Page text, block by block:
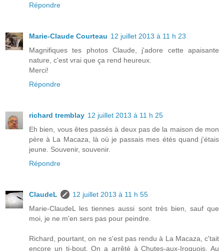
Répondre
Marie-Claude Courteau 12 juillet 2013 à 11 h 23
Magnifiques tes photos Claude, j'adore cette apaisante
nature, c'est vrai que ça rend heureux.
Merci!
Répondre
richard tremblay 12 juillet 2013 à 11 h 25
Eh bien, vous êtes passés à deux pas de la maison de mon
père à La Macaza, là où je passais mes étés quand j'étais
jeune. Souvenir, souvenir.
Répondre
ClaudeL
12 juillet 2013 à 11 h 55
Marie-ClaudeL les tiennes aussi sont très bien, sauf que
moi, je ne m'en sers pas pour peindre.
Richard, pourtant, on ne s'est pas rendu à La Macaza, c'tait
encore un ti-bout. On a arrêté à Chutes-aux-Iroquois. Au